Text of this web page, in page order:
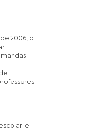
2006, o
e